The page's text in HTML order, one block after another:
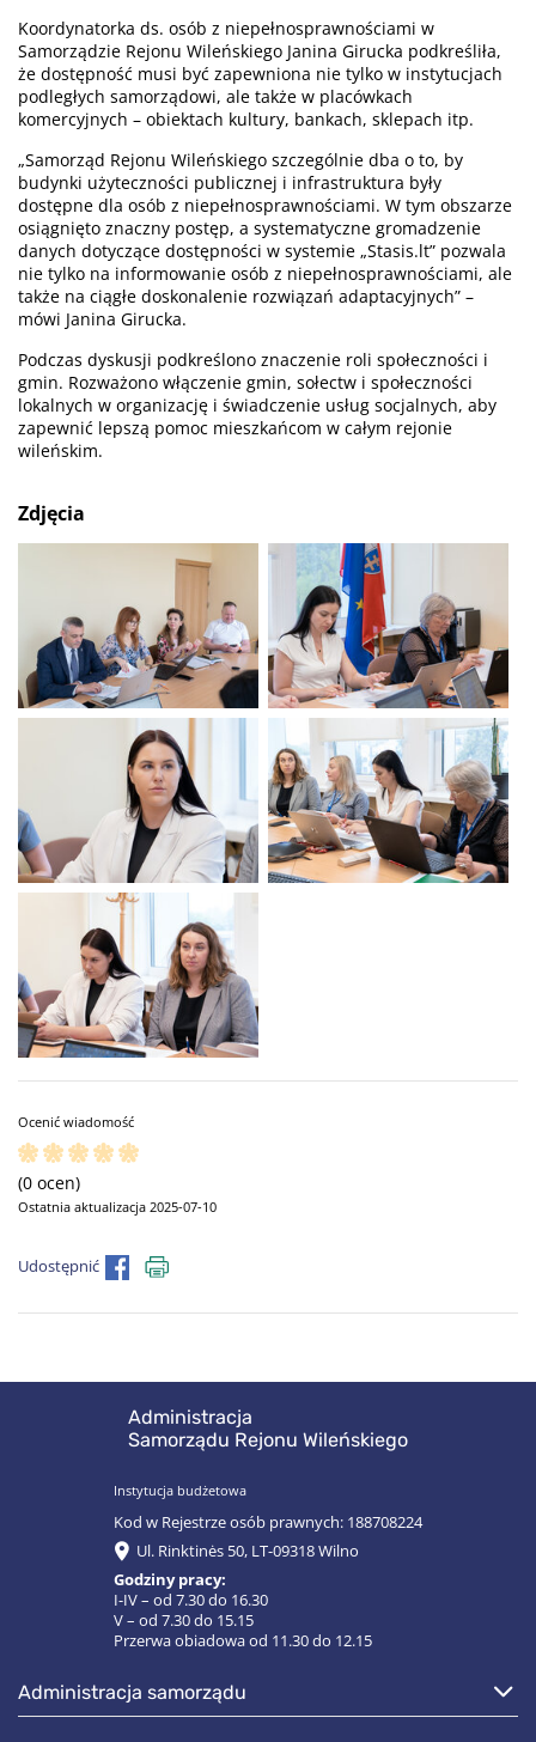
Koordynatorka ds. osób z niepełnosprawnościami w
Samorządzie Rejonu Wileńskiego Janina Girucka podkreśliła,
że ​​dostępność musi być zapewniona nie tylko w instytucjach
podległych samorządowi, ale także w placówkach
komercyjnych – obiektach kultury, bankach, sklepach itp.
„Samorząd Rejonu Wileńskiego szczególnie dba o to, by
budynki użyteczności publicznej i infrastruktura były
dostępne dla osób z niepełnosprawnościami. W tym obszarze
osiągnięto znaczny postęp, a systematyczne gromadzenie
danych dotyczące dostępności w systemie „Stasis.lt” pozwala
nie tylko na informowanie osób z niepełnosprawnościami, ale
także na ciągłe doskonalenie rozwiązań adaptacyjnych” –
mówi Janina Girucka.
Podczas dyskusji podkreślono znaczenie roli społeczności i
gmin. Rozważono włączenie gmin, sołectw i społeczności
lokalnych w organizację i świadczenie usług socjalnych, aby
zapewnić lepszą pomoc mieszkańcom w całym rejonie
wileńskim.
Zdjęcia
Ocenić wiadomość
(0 ocen)
Ostatnia aktualizacja 2025-07-10
Udostępnić
Administracja
Samorządu Rejonu Wileńskiego
Instytucja budżetowa
Kod w Rejestrze osób prawnych: 188708224
Ul. Rinktinės 50, LT-09318 Wilno
Godziny pracy:
I-IV – od 7.30 do 16.30
V – od 7.30 do 15.15
Przerwa obiadowa od 11.30 do 12.15
administracja samorządu